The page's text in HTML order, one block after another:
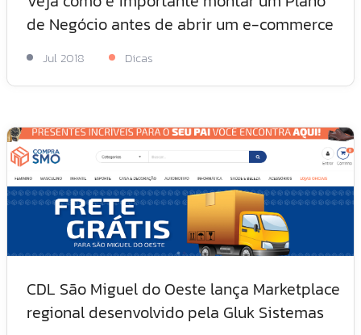
de Negócio antes de abrir um e-commerce
Jul 2018 Dicas
CDL São Miguel do Oeste lança Marketplace
regional desenvolvido pela Gluk Sistemas